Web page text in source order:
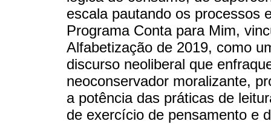
escala pautando os processos
Programa Conta para Mim,
Alfabetização de 2019, como
discurso neoliberal que
neoconservador moralizante,
a potência das práticas de
de exercício de pensamento e